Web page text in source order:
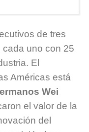
de tres
cada uno con 25
El
Américas está
Wei
el valor de la
del